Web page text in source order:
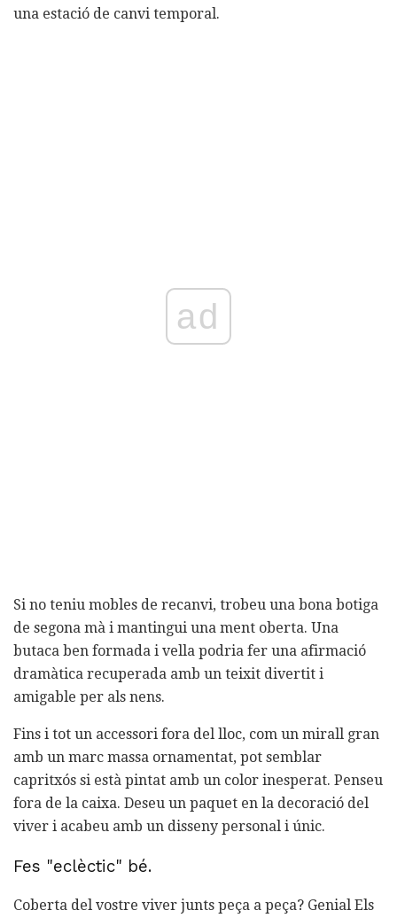
una estació de canvi temporal.
ad
Si no teniu mobles de recanvi, trobeu una bona botiga
de segona mà i mantingui una ment oberta. Una
butaca ben formada i vella podria fer una afirmació
dramàtica recuperada amb un teixit divertit i
amigable per als nens.
Fins i tot un accessori fora del lloc, com un mirall gran
amb un marc massa ornamentat, pot semblar
capritxós si està pintat amb un color inesperat. Penseu
fora de la caixa. Deseu un paquet en la decoració del
viver i acabeu amb un disseny personal i únic.
Fes "eclèctic" bé.
Coberta del vostre viver junts peça a peça? Genial Els